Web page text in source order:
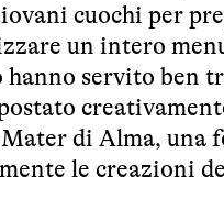
cuochi per
un intero
servito ben
di Alma, una
le creazioni